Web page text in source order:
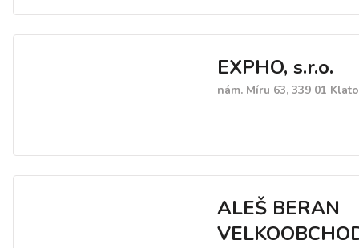
EXPHO, s.r.o.
nám. Míru 63, 339 01
ALEŠ BERAN